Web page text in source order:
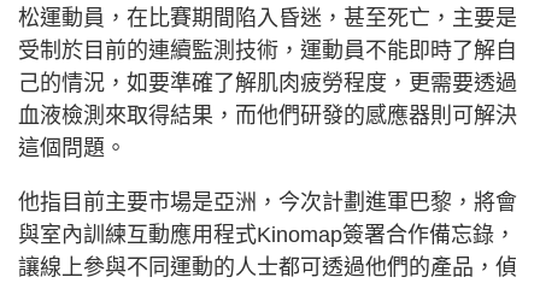
松運動員，在比賽期間陷入昏迷，甚至死亡，主要是
受制於目前的連續監測技術，運動員不能即時了解自
己的情況，如要準確了解肌肉疲勞程度，更需要透過
血液檢測來取得結果，而他們研發的感應器則可解決
這個問題。
他指目前主要市場是亞洲，今次計劃進軍巴黎，將會
與室內訓練互動應用程式Kinomap簽署合作備忘錄，
讓線上參與不同運動的人士都可透過他們的產品，偵